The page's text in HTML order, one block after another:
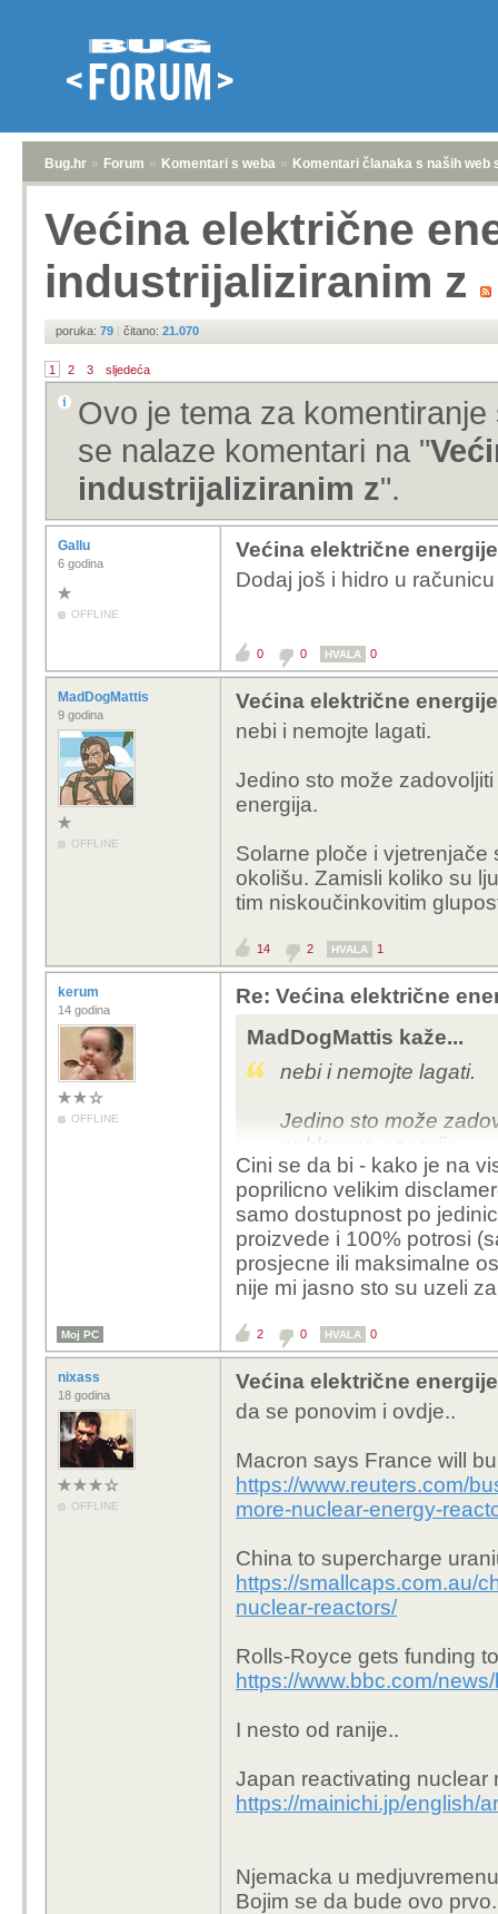
Bug.hr » Forum » Komentari s weba » Komentari članaka s naših web
Većina električne
industrijaliziranim z
poruka: 79 | čitano: 21.070
1 2 3 sljedeća
Ovo je tema za
se nalaze komentari na "
industrijaliziranim z".
Gallu
6 godina
OFFLINE
Većina električne
Dodaj još i hidro u
0 0 HVALA 0
MadDogMattis
9 godina
OFFLINE
Većina električne
nebi i nemojte lagati.
Jedino sto može
energija.
Solarne ploče i
okolišu. Zamisli koliko su
tim niskoučinkovitim
14 2 HVALA 1
kerum
14 godina
OFFLINE
Re: Većina električne
MadDogMattis kaže...
nebi i nemojte lagati.
Jedino sto može
nuklearna energija.
Solarne ploče i
okolišu. Zamisli koliko
okoliš sa tim
Cini se da bi - kako je na
poprilicno velikim
samo dostupnost po
proizvede i 100% potrosi
prosjecne ili maksimalne
nije mi jasno sto su uzeli
Moj PC 2 0 HVALA 0
nixass
18 godina
OFFLINE
Većina električne
da se ponovim i ovdje..
Macron says France will
https://www.reuters.com/
more-nuclear-energy-
China to supercharge
https://smallcaps.com.au/
nuclear-reactors/
Rolls-Royce gets funding
https://www.bbc.com/
I nesto od ranije..
Japan reactivating nuclear
https://mainichi.jp/english/
Njemacka u
Bojim se da bude ovo prvo.